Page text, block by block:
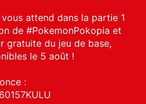
attend dans la partie 1
de #PokemonPokopia et
gratuite du jeu de base,
le 5 août !
: